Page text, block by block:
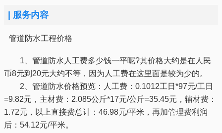
服务内容
管道防水工程价格
1、管道防水人工费多少钱一平呢?其价格大约是在人民
币8元到20元大约不等，因为人工费在这里面是较为少的。
2、管道防水价格预览：人工费：0.1012工日*97元/工日
=9.82元，主材费：2.085公斤*17元/公斤=35.45元，辅材费：
1.72元，以上直接费总计：46.98元/平米，再加管理费利润
后：54.12元/平米。